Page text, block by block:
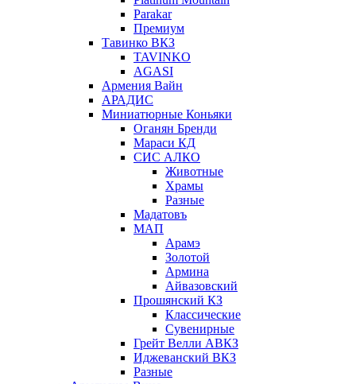
Parakar
Премиум
Тавинко ВКЗ
TAVINKO
AGASI
Армения Вайн
АРАДИС
Миниатюрные Коньяки
Оганян Бренди
Мараси КД
СИС АЛКО
Животные
Храмы
Разные
Мадатовъ
МАП
Арамэ
Золотой
Армина
Айвазовский
Прошянский КЗ
Классические
Сувенирные
Грейт Велли АВКЗ
Иджеванский ВКЗ
Разные